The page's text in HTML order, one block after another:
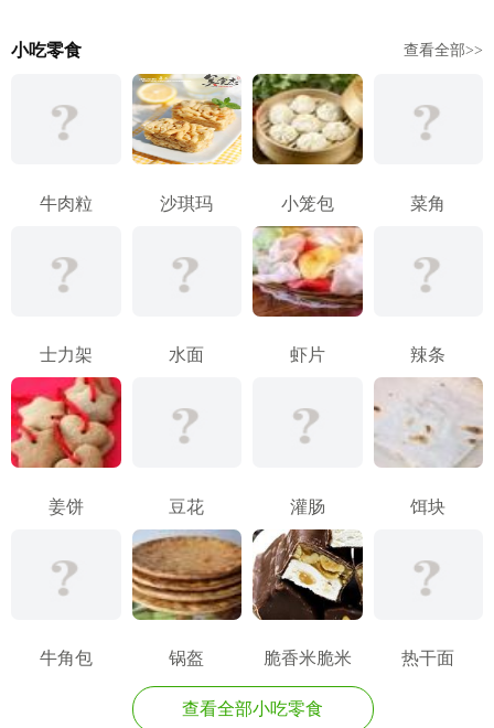
查看全部>>
小吃零食
牛肉粒 沙琪玛 小笼包 菜角
士力架 水面 虾片 辣条
姜饼 豆花 灌肠 饵块
牛角包 锅盔 脆香米脆米 热干面
查看全部小吃零食